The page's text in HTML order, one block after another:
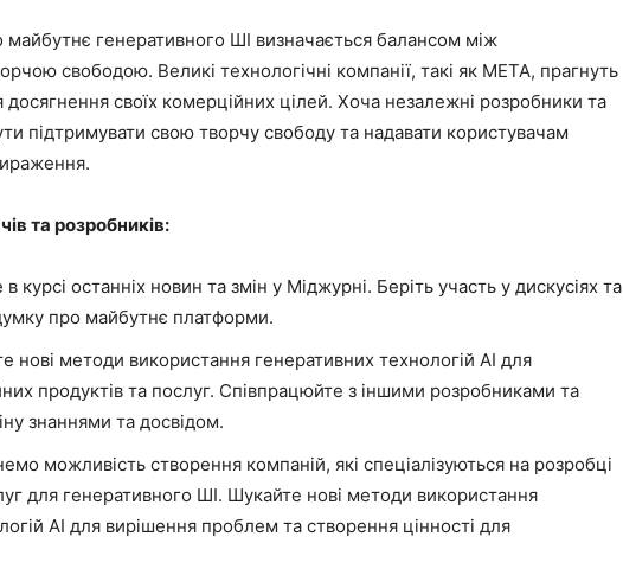
генеративного ШІ визначається балансом між
свободою. Великі технологічні компанії, такі як META, прагнуть
досягнення своїх комерційних цілей. Хоча незалежні розробники та
підтримувати свою творчу свободу та надавати користувачам
та розробників:
в курсі останніх новин та змін у Міджурні. Беріть участь у дискусіях та
про майбутнє платформи.
нові методи використання генеративних технологій AI для
продуктів та послуг. Співпрацюйте з іншими розробниками та
знаннями та досвідом.
можливість створення компаній, які спеціалізуються на розробці
для генеративного ШІ. Шукайте нові методи використання
AI для вирішення проблем та створення цінності для